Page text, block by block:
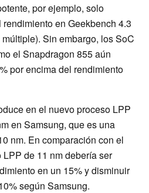
por ejemplo, solo
en Geekbench 4.3
Sin embargo, los SoC
el Snapdragon 855 aún
por encima del rendimiento
en el nuevo proceso LPP
en Samsung, que es una
nm. En comparación con el
de 11 nm debería ser
en un 15% y disminuir
según Samsung.